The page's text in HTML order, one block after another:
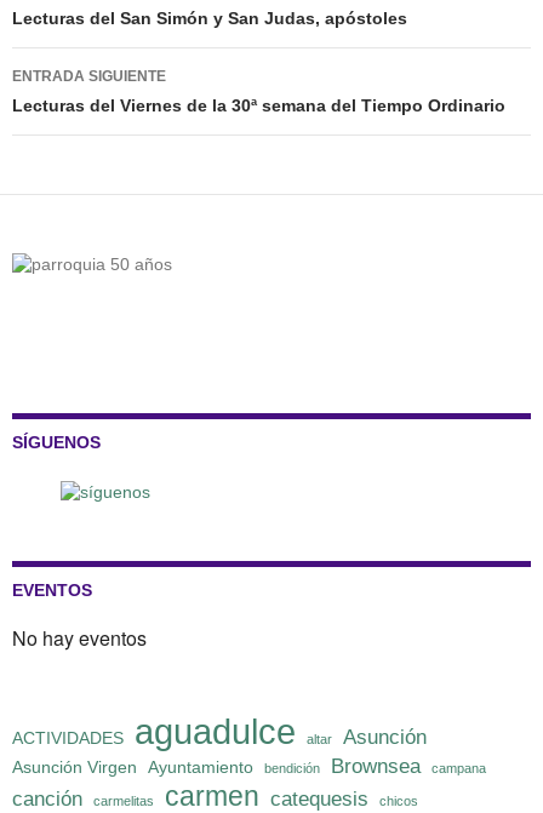
de
entradas
Lecturas del San Simón y San Judas, apóstoles
ENTRADA SIGUIENTE
Lecturas del Viernes de la 30ª semana del Tiempo Ordinario
SÍGUENOS
EVENTOS
No hay eventos
ACTIVIDADES aguadulce altar Asunción
Asunción Virgen Ayuntamiento bendición Brownsea campana
canción carmelitas carmen catequesis chicos